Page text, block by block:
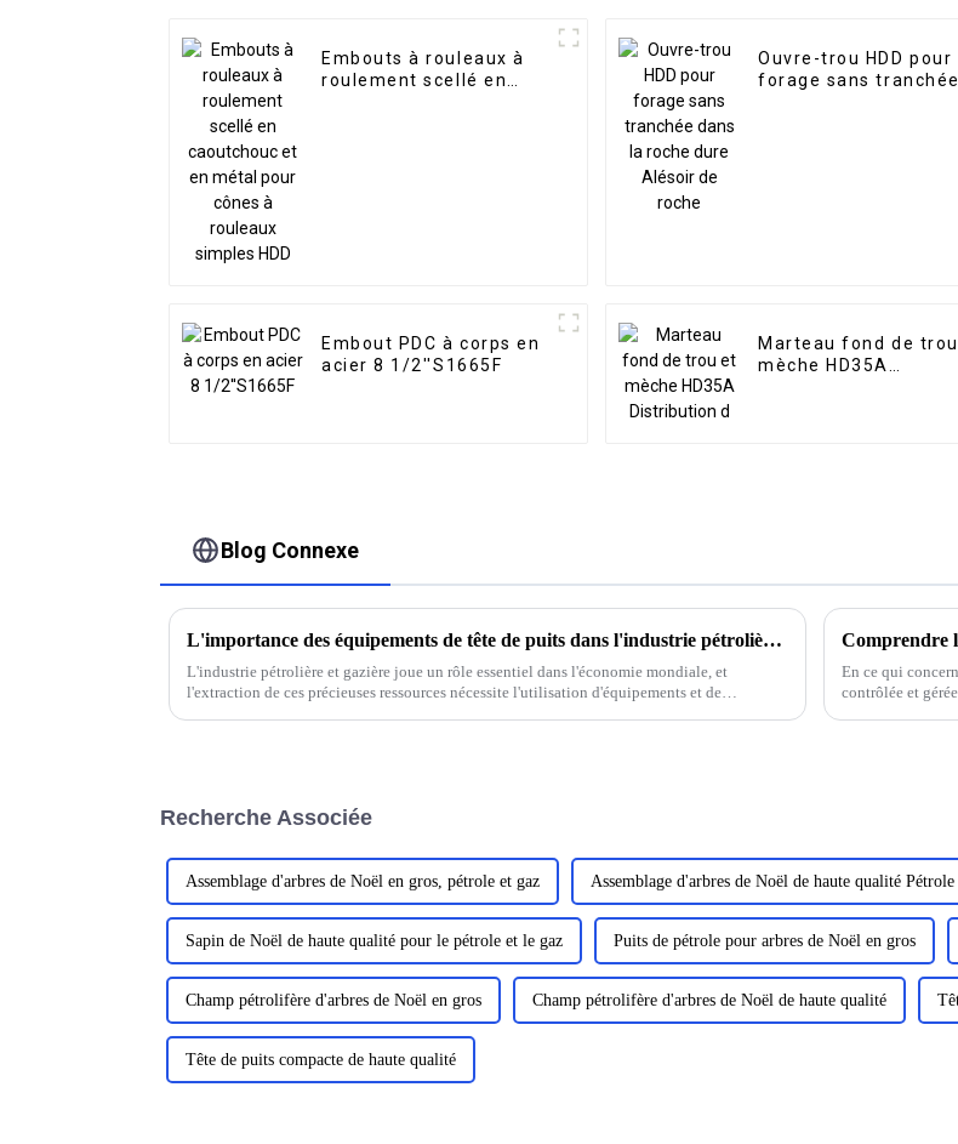
Embouts à rouleaux à
roulement scellé en
Ouvre-trou HDD pour
forage sans tranchée
Embout PDC à corps en
acier 8 1/2''S1665F
Marteau fond de
mèche HD35A
Blog Connexe
L'importance des équipements de tête de puits dans l'industrie pétrolière et gazière
L'industrie pétrolière et gazière joue un rôle essentiel dans l'économie mondiale, et
l'extraction de ces précieuses ressources nécessite l'utilisation d'équipements et de
En ce qui
contrôlée et
Recherche Associée
Assemblage d'arbres de Noël en gros, pétrole et gaz Assemblage d'arbres de Noël de haute qualité Pétrole
Sapin de Noël de haute qualité pour le pétrole et le gaz Puits de pétrole pour arbres de Noël en gros
Champ pétrolifère d'arbres de Noël en gros Champ pétrolifère d'arbres de Noël de haute qualité
Tête de puits compacte de haute qualité